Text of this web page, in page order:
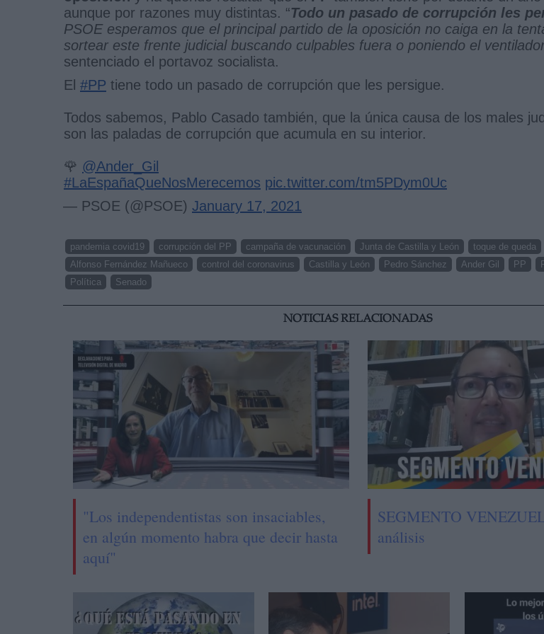
aunque por razones muy distintas. “Todo un pasado de corrupción les
PSOE esperamos que el principal partido de la oposición no caiga en la
sortear este frente judicial buscando culpables fuera o poniendo el
sentenciado el portavoz socialista.
El #PP tiene todo un pasado de corrupción que les persigue.
Todos sabemos, Pablo Casado también, que la única causa de los males
son las paladas de corrupción que acumula en su interior.
🌹 @Ander_Gil
#LaEspañaQueNosMerecemos pic.twitter.com/tm5PDym0Uc
— PSOE (@PSOE) January 17, 2021
pandemia covid19 corrupción del PP campaña de vacunación Junta de Castilla y León toque de queda
Alfonso Fernández Mañueco
control del coronavirus Castilla y León Pedro Sánchez Ander Gil PP
Política
Senado
NOTICIAS RELACIONADAS
"Los independentistas son insaciables,
en algún momento habra que decir hasta
aquí"
SEGMENTO
análisis